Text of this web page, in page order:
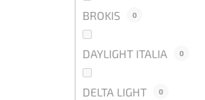
BROKIS 0
DAYLIGHT ITALIA 0
DELTA LIGHT 0